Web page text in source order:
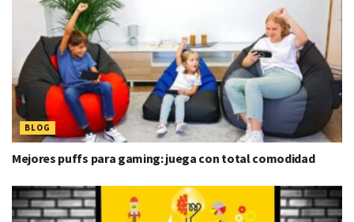
BLOG
Mejores puffs para gaming: juega con total comodidad